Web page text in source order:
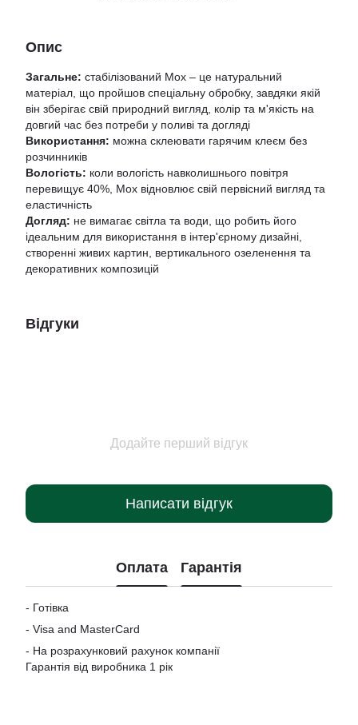
Опис
Загальне: стабілізований Мох – це натуральний
матеріал, що пройшов спеціальну обробку, завдяки якій
він зберігає свій природний вигляд, колір та м'якість на
довгий час без потреби у поливі та догляді
Використання: можна склеювати гарячим клеєм без
розчинників
Вологість: коли вологість навколишнього повітря
перевищує 40%, Мох відновлює свій первісний вигляд та
еластичність
Догляд: не вимагає світла та води, що робить його
ідеальним для використання в інтер'єрному дизайні,
створенні живих картин, вертикального озеленення та
декоративних композицій
Відгуки
Додайте перший відгук
Написати відгук
Оплата Гарантія
- Готівка
- Visa and MasterCard
- На розрахунковий рахунок компанії
Гарантія від виробника 1 рік